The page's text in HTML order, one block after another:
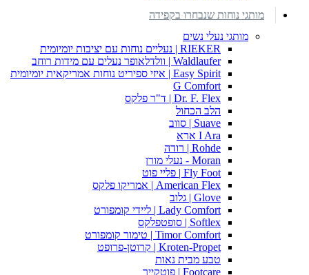
מותגי נוחות שנבחרו בקפידה
מותגי נעלי נשים
RIEKER | נעליים נוחות עם יציבות יומיומית
Waldlaufer | וולדלאופר נעלים עם מידות רוחב
Easy Spirit | איזי ספיריט נוחות אמריקאית יומיומית
G Comfort
Dr. F. Flex | ד"ר פלקס
הלב הכחול
Suave | סווב
I Ara ארא
Rohde | רודה
Moran - נעלי מורן
Fly Foot | פליי פוט
American Flex | אמריקו פלקס
Glove | גלוב
Lady Comfort | ליידי קומפורט
Softlex | סופטפלקס
Timor Comfort | טימור קומפורט
Kroten-Propet | קרוטן-פרופט
טבע מבית נאות
Footcare | פוטקייר